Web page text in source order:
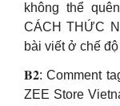
không thể
CÁCH THỨC
bài viết ở chế
𝐁𝟐: Comment
ZEE Store